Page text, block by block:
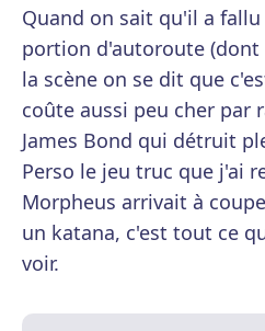
Quand on sait qu'il a
portion d'autoroute (dont
la scène on se dit que
coûte aussi peu cher par
James Bond qui détruit
Perso le jeu truc que j'ai
Morpheus arrivait à
un katana, c'est tout ce
voir.